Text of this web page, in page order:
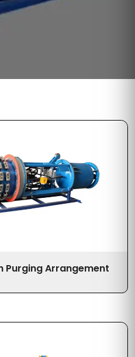
Purging Arrangement